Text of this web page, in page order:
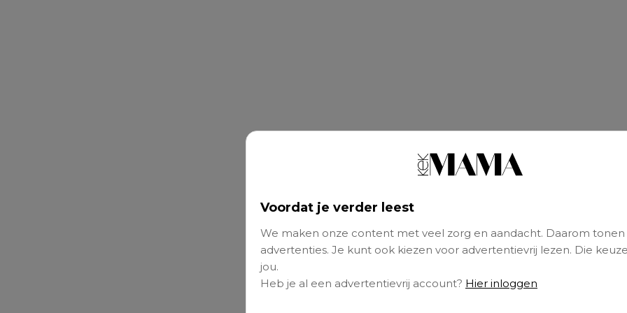
Voordat je verder leest
We maken onze content met veel zorg en aandacht. Daarom tonen
advertenties. Je kunt ook kiezen voor advertentievrij lezen. Die
jou.
Heb je al een advertentievrij account? Hier inloggen